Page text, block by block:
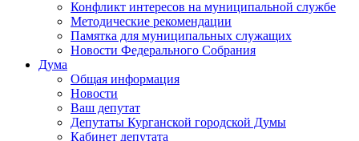
Конфликт интересов на муниципальной службе
Методические рекомендации
Памятка для муниципальных служащих
Новости Федерального Cобрания
Дума
Общая информация
Новости
Ваш депутат
Депутаты Курганской городской Думы
Кабинет депутата